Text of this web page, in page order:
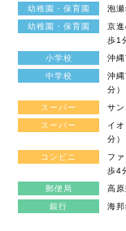
幼稚園・保育園
泡
幼稚園・保育園
京
歩1
小学校
沖
中学校
沖
分）
スーパー
サ
スーパー
イ
分）
コンビニ
フ
歩4
郵便局
高
銀行
海